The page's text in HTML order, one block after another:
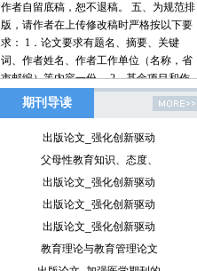
作者自留底稿，恕不退稿。 五、为规范排
版，请作者在上传修改稿时严格按以下要
求： 1．论文要求有题名、摘要、关键
词、作者姓名、作者工作单位（名称，省
市邮编）等内容一份。 2．基金项目和作
者简介按下列格式： 基金项目：项目名称
（编号） 作者简介：姓名（出生年－），
性别，民族（汉族可省略），籍贯，职
言部分和正文部分，正文部分用阿拉伯数
字分级编号法，一般用两级。插图下方应
注明图序和图名。表格应采用三线表，表
格上方应注明表序和表名。 4．参考文献
主要的、发表在正式出版物上的文献。其
期刊导读
出版论文_强化创新驱动
父母性教育知识、态度、
出版论文_强化创新驱动
出版论文_强化创新驱动
出版论文_强化创新驱动
教育理论与教育管理论文